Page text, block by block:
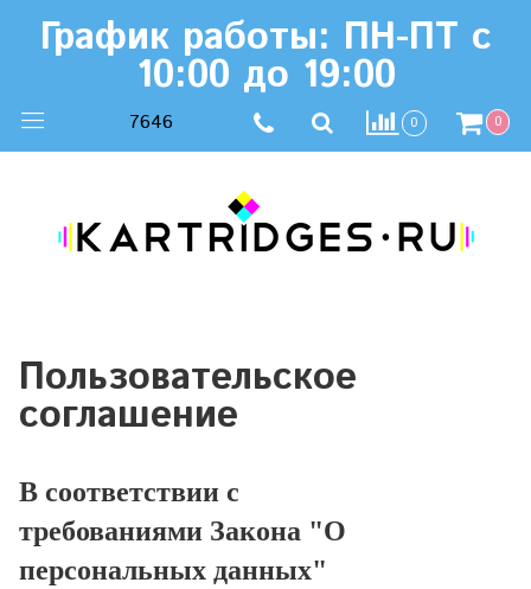
График работы: ПН-ПТ с
10:00 до 19:00
7646 0 0
Пользовательское
соглашение
В соответствии с
требованиями Закона "О
персональных данных"